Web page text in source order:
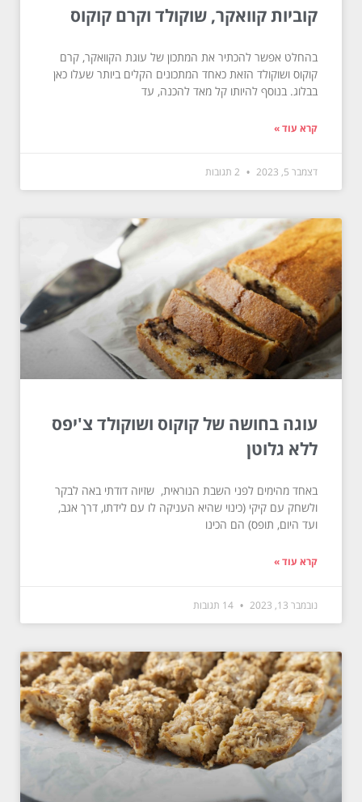
קוביות קוואקר, שוקולד וקרם קוקוס
בהחלט אפשר להכתיר את המתכון של עוגת הקוואקר, קרם
קוקוס ושוקולד הזאת כאחד המתכונים הקלים ביותר שעלו כאן
בבלוג. בנוסף להיותו קל מאד להכנה, עד
קרא עוד »
דצמבר 5, 2023
עוגה בחושה של קוקוס ושוקולד צ'יפס
ללא גלוטן
באחד מהימים לפני השבת הנוראית, שזיוה דודתי באה לבקר
ולשחק עם קיקי (כינוי שהיא העניקה לו עם לידתו, דרך אגב,
ועד היום, תופס) הם הכינו
קרא עוד »
נובמבר 13, 2023